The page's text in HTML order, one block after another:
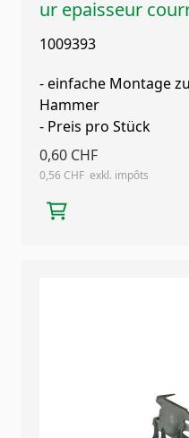
ur epaisseur
1009393
- einfache Montage
Hammer
- Preis pro Stück
0,60 CHF
0,56 CHF